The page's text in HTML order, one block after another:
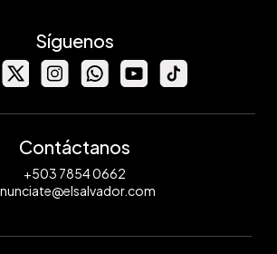
Síguenos
Contáctanos
+503 7854 0662